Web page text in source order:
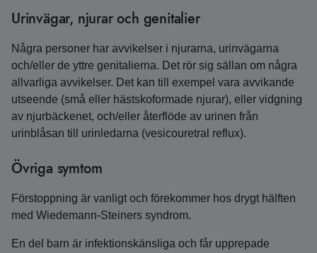
Urinvägar, njurar och genitalier
Några personer har avvikelser i njurarna, urinvägarna
och/eller de yttre genitalierna. Det rör sig sällan om några
allvarliga avvikelser. Det kan till exempel vara avvikande
utseende (små eller hästskoformade njurar), eller vidgning
av njurbäckenet, och/eller återflöde av urinen från
urinblåsan till urinledarna (vesicouretral reflux).
Övriga symtom
Förstoppning är vanligt och förekommer hos drygt hälften
med Wiedemann‑Steiners syndrom.
En del barn är infektionskänsliga och får upprepade